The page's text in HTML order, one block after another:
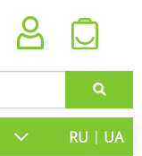
RU | UA